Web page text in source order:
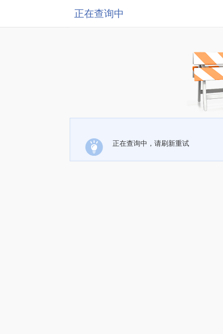
正在查询中
正在查询中，请刷新重试